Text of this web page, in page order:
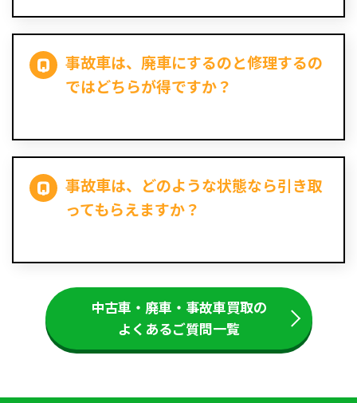
事故車は、廃車にするのと修理するの
ではどちらが得ですか？
事故車は、どのような状態なら引き取
ってもらえますか？
中古車・廃車・事故車買取の
よくあるご質問一覧